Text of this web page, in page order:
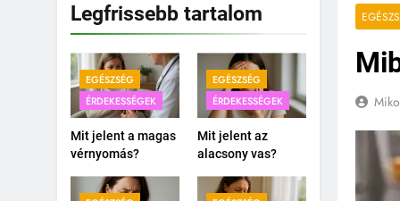
Legfrissebb tartalom
EGÉSZSÉG
ÉRDEKESSÉGEK
Mit jelent a magas
vérnyomás?
EGÉSZSÉG
ÉRDEKESSÉGEK
Mit jelent az
alacsony vas?